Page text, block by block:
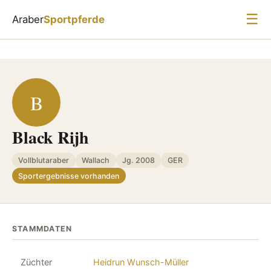
AraberSportpferde ☰
B
Black Rijh
Vollblutaraber Wallach Jg. 2008
GER
Sportergebnisse vorhanden
STAMMDATEN
Züchter Heidrun Wunsch-Müller